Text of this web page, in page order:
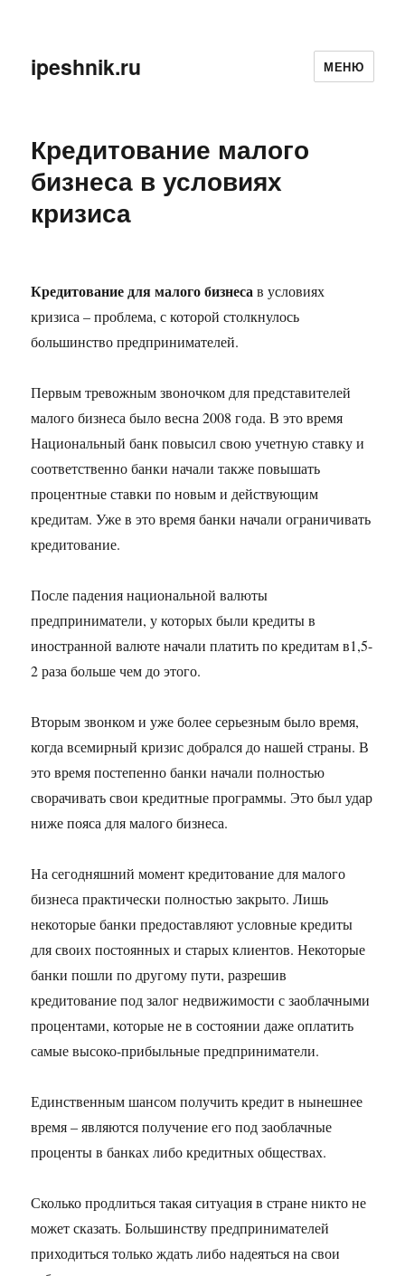
ipeshnik.ru МЕНЮ
Кредитование малого
бизнеса в условиях
кризиса
Кредитование для малого бизнесав условиях
кризиса – проблема, с которой столкнулось
большинство предпринимателей.
Первым тревожным звоночком для представителей
малого бизнеса было весна 2008 года. В это время
Национальный банк повысил свою учетную ставку и
соответственно банки начали также повышать
процентные ставки по новым и действующим
кредитам. Уже в это время банки начали ограничивать
кредитование.
После падения национальной валюты
предприниматели, у которых были кредиты в
иностранной валюте начали платить по кредитам в1,5-
2 раза больше чем до этого.
Вторым звонком и уже более серьезным было время,
когда всемирный кризис добрался до нашей страны. В
это время постепенно банки начали полностью
сворачивать свои кредитные программы. Это был удар
ниже пояса для малого бизнеса.
На сегодняшний момент кредитование для малого
бизнеса практически полностью закрыто. Лишь
некоторые банки предоставляют условные кредиты
для своих постоянных и старых клиентов. Некоторые
банки пошли по другому пути, разрешив
кредитование под залог недвижимости с заоблачными
процентами, которые не в состоянии даже оплатить
самые высоко-прибыльные предприниматели.
Единственным шансом получить кредит в нынешнее
время – являются получение его под заоблачные
проценты в банках либо кредитных обществах.
Сколько продлиться такая ситуация в стране никто не
может сказать. Большинству предпринимателей
приходиться только ждать либо надеяться на свои